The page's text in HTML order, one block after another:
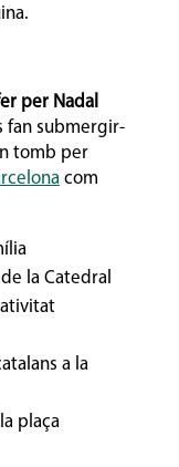
per Nadal
fan submergir-
tomb per
com
la Catedral
a la
plaça